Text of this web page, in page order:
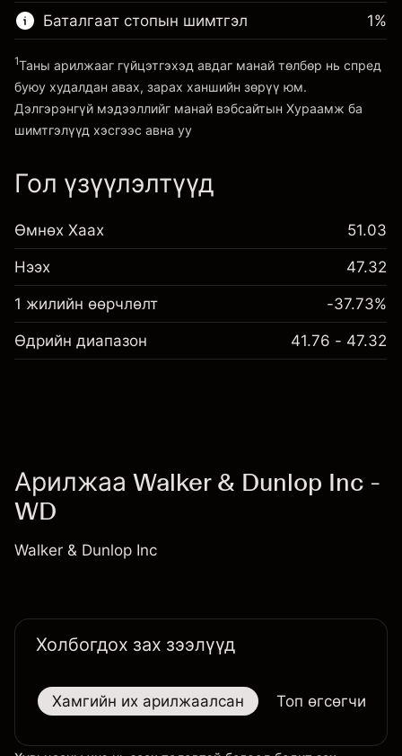
Платформ руу орох
~$20,000.00
Платформ руу орох
Баталгаат стопын шимтгэл
Хураамж ба шимтгэлүүд
1%
1Таны арилжааг гүйцэтгэхэд авдаг манай төлбөр нь спред
буюу худалдан авах, зарах ханшийн зөрүү юм.
Дэлгэрэнгүй мэдээллийг манай вэбсайтын Хураамж ба
шимтгэлүүд хэсгээс авна уу
Гол үзүүлэлтүүд
Өмнөх Хаах 51.03
Нээх 47.32
1 жилийн өөрчлөлт -37.73%
Өдрийн диапазон 41.76 - 47.32
Арилжаа Walker & Dunlop Inc -
WD
Walker & Dunlop Inc
Холбогдох зах зээлүүд
Хамгийн их арилжаалсан Топ өгсөгчид